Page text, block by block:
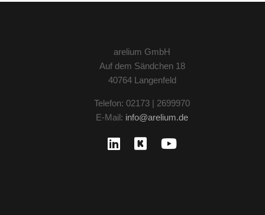
arelium GmbH
Auf dem Sändchen 18
40764 Langenfeld
Telefon: 02173 | 2699970
E-Mail: info@arelium.de